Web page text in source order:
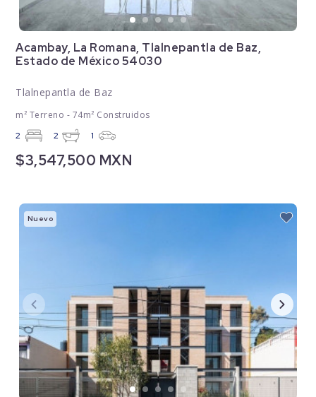
Acambay, La Romana, Tlalnepantla de Baz,
Estado de México 54030
Tlalnepantla de Baz
m² Terreno - 74m² Construidos
2 2 1
$3,547,500 MXN
Nuevo